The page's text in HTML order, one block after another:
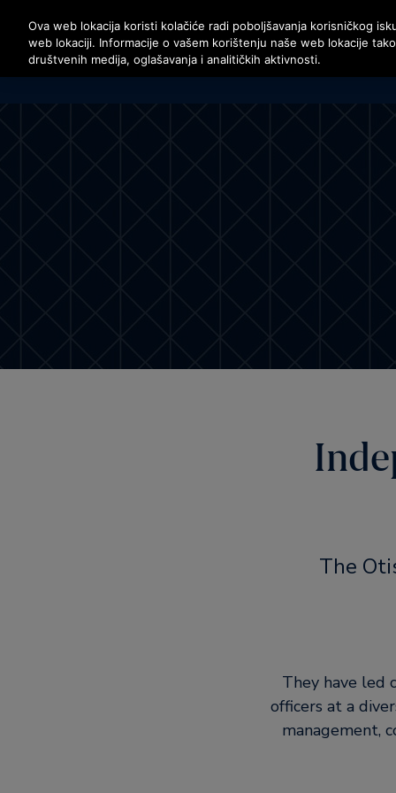
Pritisnite Enter da preskočite na Glavni sadržaj
The
They have led
officers at a
management,
Ova web lokacija koristi kolačiće radi poboljšavanja korisničkog
web lokaciji. Informacije o vašem korištenju naše web lokacije
društvenih medija, oglašavanja i analitičkih aktivnosti.